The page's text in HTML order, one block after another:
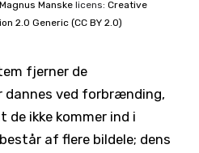
Magnus Manske licens: Creative
2.0 Generic (CC BY 2.0)
fjerner de
dannes ved forbrænding,
de ikke kommer ind i
af flere bildele; dens